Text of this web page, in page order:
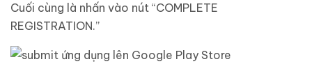
Cuối cùng là nhấn vào nút “COMPLETE
REGISTRATION.”